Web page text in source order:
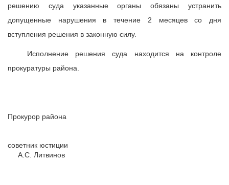
решению суда указанные органы обязаны устранить
допущенные нарушения в течение 2 месяцев со дня
вступления решения в законную силу.
Исполнение решения суда находится на контроле
прокуратуры района.
Прокурор района
советник юстиции
А.С. Литвинов